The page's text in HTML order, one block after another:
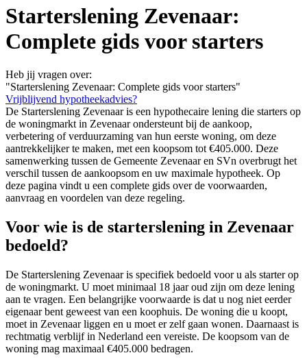
Starterslening Zevenaar:
Complete gids voor starters
Heb jij vragen over:
"Starterslening Zevenaar: Complete gids voor starters"
Vrijblijvend hypotheekadvies?
De Starterslening Zevenaar is een hypothecaire lening die starters op
de woningmarkt in Zevenaar ondersteunt bij de aankoop,
verbetering of verduurzaming van hun eerste woning, om deze
aantrekkelijker te maken, met een koopsom tot €405.000. Deze
samenwerking tussen de Gemeente Zevenaar en SVn overbrugt het
verschil tussen de aankoopsom en uw maximale hypotheek. Op
deze pagina vindt u een complete gids over de voorwaarden,
aanvraag en voordelen van deze regeling.
Voor wie is de starterslening in Zevenaar
bedoeld?
De Starterslening Zevenaar is specifiek bedoeld voor u als starter op
de woningmarkt. U moet minimaal 18 jaar oud zijn om deze lening
aan te vragen. Een belangrijke voorwaarde is dat u nog niet eerder
eigenaar bent geweest van een koophuis. De woning die u koopt,
moet in Zevenaar liggen en u moet er zelf gaan wonen. Daarnaast is
rechtmatig verblijf in Nederland een vereiste. De koopsom van de
woning mag maximaal €405.000 bedragen.